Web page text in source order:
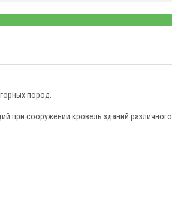
пород.
при сооружении кровель зданий различного